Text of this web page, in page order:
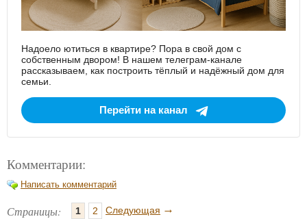
Надоело ютиться в квартире? Пора в свой дом с
собственным двором! В нашем телеграм-канале
рассказываем, как построить тёплый и надёжный дом для
семьи.
Перейти на канал
Комментарии:
Написать комментарий
Страницы: 1 2 Следующая →